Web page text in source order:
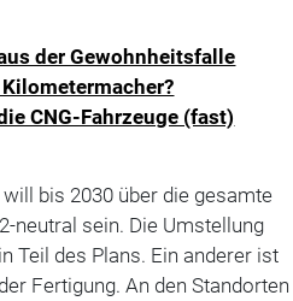
der Gewohnheitsfalle
CNG-Fahrzeuge (fast)
bis 2030 über die gesamte
neutral sein. Die Umstellung
Teil des Plans. Ein anderer ist
Fertigung. An den Standorten